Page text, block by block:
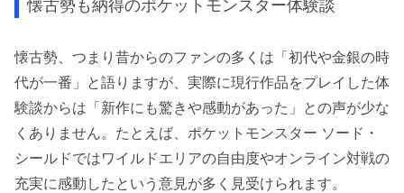
懐古勢も納得のポケットモンスター体験談
懐古勢、つまり昔からのファンの多くは「初代や金銀の時
代が一番」と語りますが、実際に現行作品をプレイした体
験談からは「新作にも驚きや感動があった」との声が少な
くありません。たとえば、ポケットモンスター ソード・
シールドではワイルドエリアの自由度やオンライン対戦の
充実に感動したという意見が多く見受けられます。